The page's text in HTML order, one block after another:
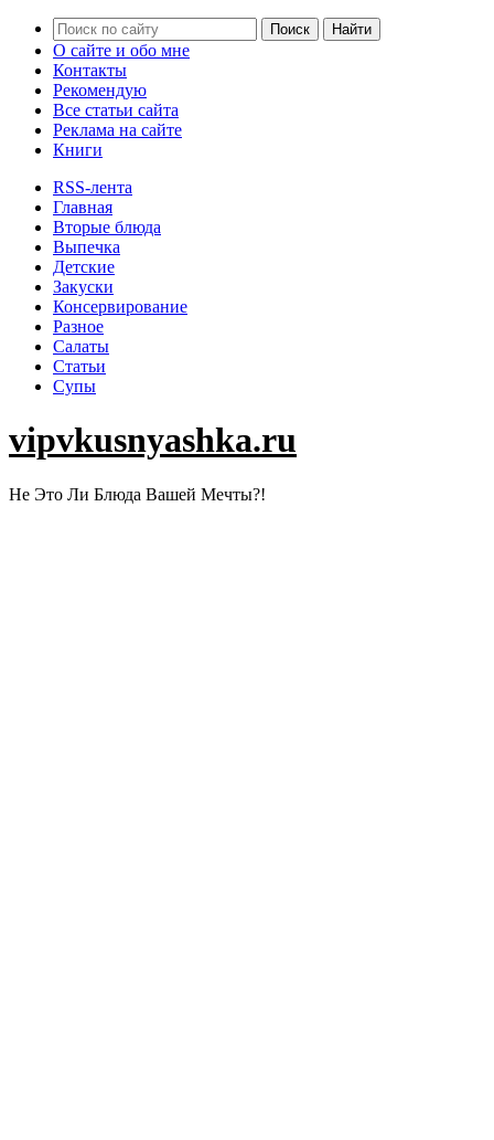
О сайте и обо мне
Контакты
Рекомендую
Все статьи сайта
Реклама на сайте
Книги
RSS-лента
Главная
Вторые блюда
Выпечка
Детские
Закуски
Консервирование
Разное
Салаты
Статьи
Супы
vipvkusnyashka.ru
Не Это Ли Блюда Вашей Мечты?!